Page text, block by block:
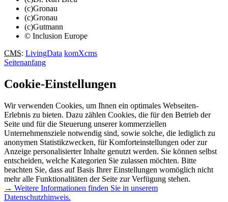
(c)Gronau
(c)Gronau
(c)Gutmann
© Inclusion Europe
CMS: LivingData komXcms
Seitenanfang
Cookie-Einstellungen
Wir verwenden Cookies, um Ihnen ein optimales Webseiten-
Erlebnis zu bieten. Dazu zählen Cookies, die für den Betrieb der
Seite und für die Steuerung unserer kommerziellen
Unternehmensziele notwendig sind, sowie solche, die lediglich zu
anonymen Statistikzwecken, für Komforteinstellungen oder zur
Anzeige personalisierter Inhalte genutzt werden. Sie können selbst
entscheiden, welche Kategorien Sie zulassen möchten. Bitte
beachten Sie, dass auf Basis Ihrer Einstellungen womöglich nicht
mehr alle Funktionalitäten der Seite zur Verfügung stehen.
→ Weitere Informationen finden Sie in unserem
Datenschutzhinweis.